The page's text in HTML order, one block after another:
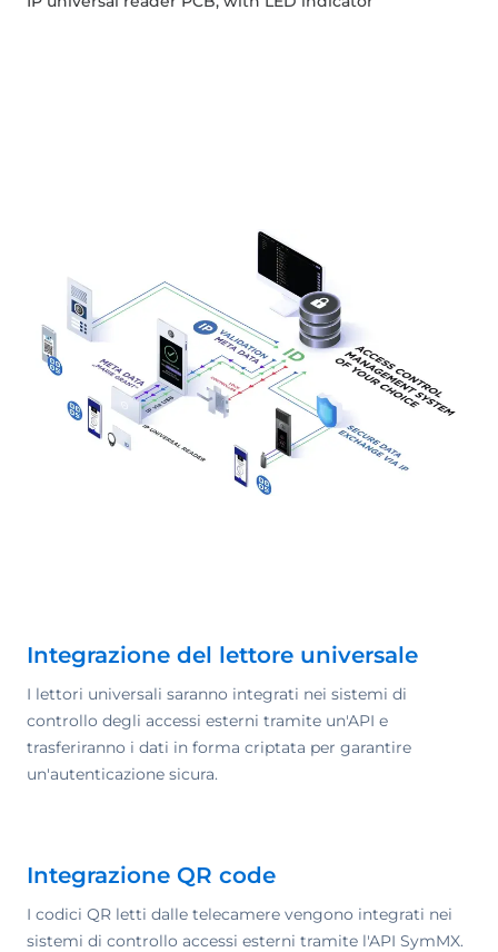
Integrazione del lettore universale
I lettori universali saranno integrati nei sistemi di
controllo degli accessi esterni tramite un'API e
trasferiranno i dati in forma criptata per garantire
un'autenticazione sicura.
Integrazione QR code
I codici QR letti dalle telecamere vengono integrati nei
sistemi di controllo accessi esterni tramite l'API SymMX.